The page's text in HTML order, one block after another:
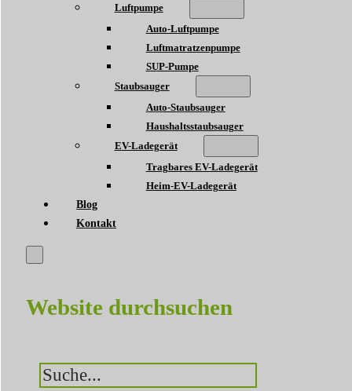
Luftpumpe
Auto-Luftpumpe
Luftmatratzenpumpe
SUP-Pumpe
Staubsauger
Auto-Staubsauger
Haushaltsstaubsauger
EV-Ladegerät
Tragbares EV-Ladegerät
Heim-EV-Ladegerät
Blog
Kontakt
Website durchsuchen
Suchen